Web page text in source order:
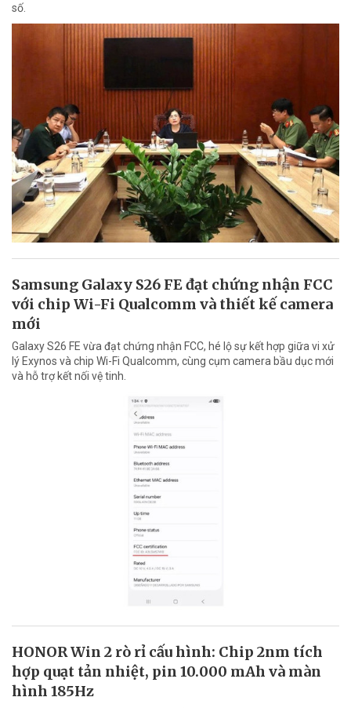
số.
Samsung Galaxy S26 FE đạt chứng nhận FCC
với chip Wi-Fi Qualcomm và thiết kế camera
mới
Galaxy S26 FE vừa đạt chứng nhận FCC, hé lộ sự kết hợp giữa vi xử
lý Exynos và chip Wi-Fi Qualcomm, cùng cụm camera bầu dục mới
và hỗ trợ kết nối vệ tinh.
HONOR Win 2 rò rỉ cấu hình: Chip 2nm tích
hợp quạt tản nhiệt, pin 10.000 mAh và màn
hình 185Hz